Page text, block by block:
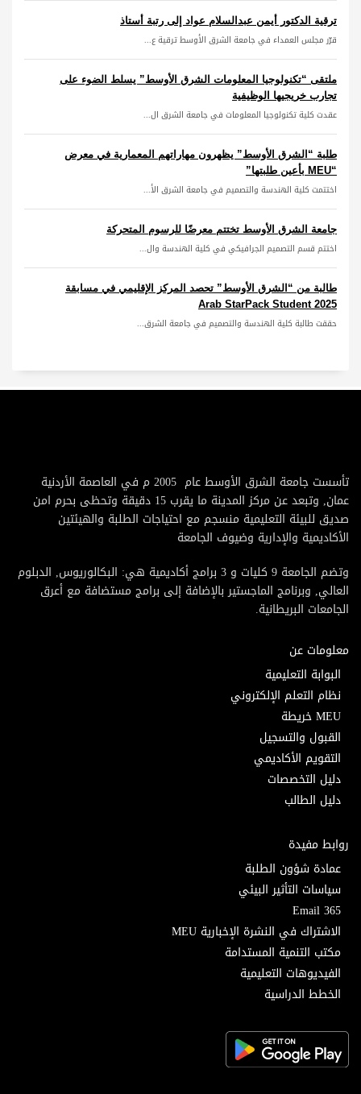
ترقية الدكتور أيمن عبدالسلام عواد إلى رتبة أستاذ
قرّر مجلس العمداء في جامعة الشرق الأوسط ترقية ع...
ملتقى “تكنولوجيا المعلومات الشرق الأوسط” يسلط الضوء على
تجارب خريجيها الوظيفية
عقدت كلية تكنولوجيا المعلومات في جامعة الشرق ال...
طلبة “الشرق الأوسط” يظهرون مهاراتهم المعمارية في معرض
“MEU بأعين طلبتها”
اختتمت كلية الهندسة والتصميم في جامعة الشرق الأ...
جامعة الشرق الأوسط تختتم معرضًا للرسوم المتحركة
اختتم قسم التصميم الجرافيكي في كلية الهندسة وال...
طالبة من “الشرق الأوسط” تحصد المركز الإقليمي في مسابقة
Arab StarPack Student 2025
حققت طالبة كلية الهندسة والتصميم في جامعة الشرق...
تأسست جامعة الشرق الأوسط عام 2005 م في العاصمة الأردنية
عمان, وتبعد عن مركز المدينة ما يقرب 15 دقيقة وتحظى بحرم امن
صديق للبيئة التعليمية منسجم مع احتياجات الطلبة والهيئتين
الأكاديمية والإدارية وضيوف الجامعة
وتضم الجامعة 9 كليات و 3 برامج أكاديمية هي: البكالوريوس, الدبلوم
العالي, وبرنامج الماجستير بالإضافة إلى برامج مستضافة مع أعرق
الجامعات البريطانية.
معلومات عن
البوابة التعليمية
نظام التعلم الإلكتروني
MEU خريطة
القبول والتسجيل
التقويم الأكاديمي
دليل التخصصات
دليل الطالب
روابط مفيدة
عمادة شؤون الطلبة
سياسات التأثير البيئي
Email 365
الاشتراك في النشرة الإخبارية MEU
مكتب التنمية المستدامة
الفيديوهات التعليمية
الخطط الدراسية